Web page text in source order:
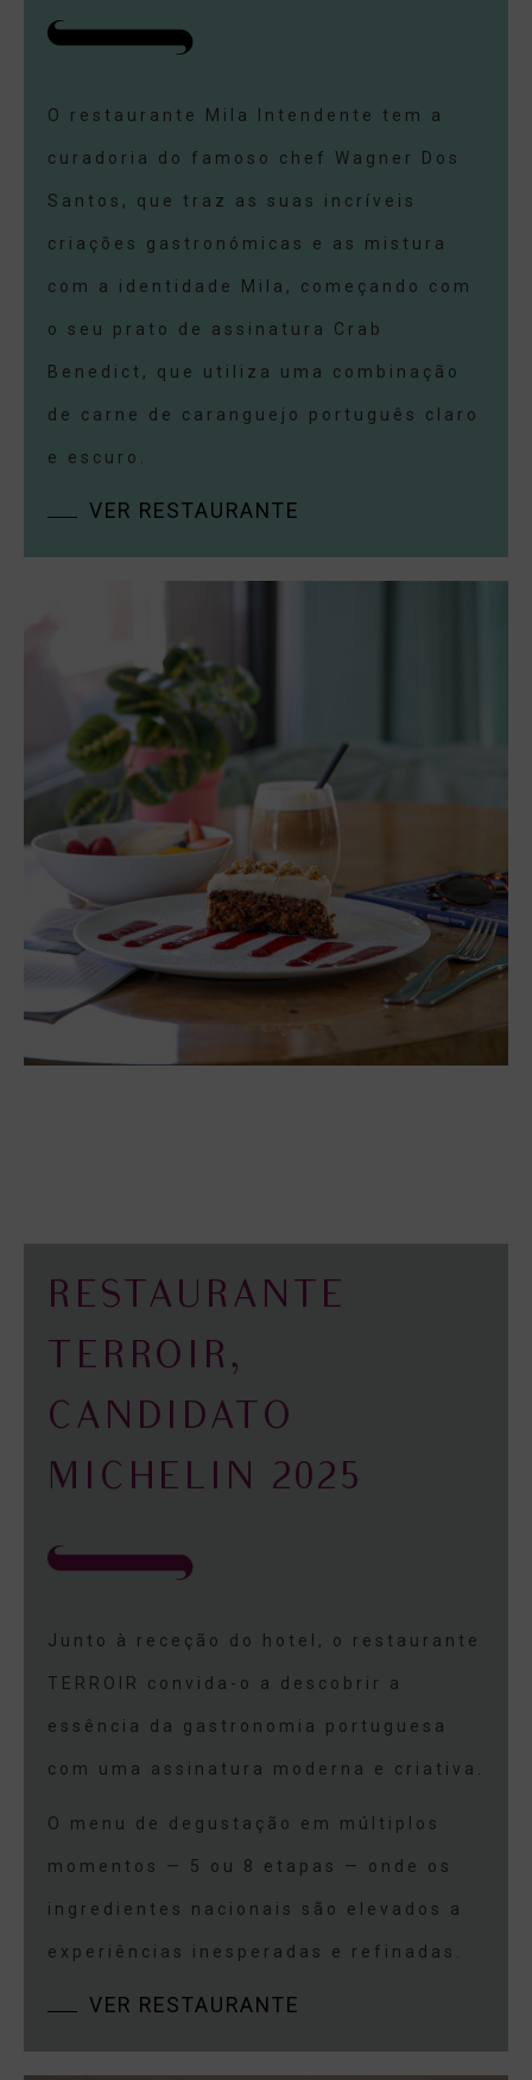
O restaurante Mila Intendente tem a
curadoria do famoso chef Wagner Dos
Santos, que traz as suas incríveis
criações gastronómicas e as mistura
com a identidade Mila, começando com
o seu prato de assinatura Crab
Benedict, que utiliza uma combinação
de carne de caranguejo português claro
e escuro.
VER RESTAURANTE
RESTAURANTE
TERROIR,
CANDIDATO
MICHELIN 2025
Junto à receção do hotel, o restaurante
TERROIR convida-o a descobrir a
essência da gastronomia portuguesa
com uma assinatura moderna e criativa.
O menu de degustação em múltiplos
momentos — 5 ou 8 etapas — onde os
ingredientes nacionais são elevados a
experiências inesperadas e refinadas.
VER RESTAURANTE